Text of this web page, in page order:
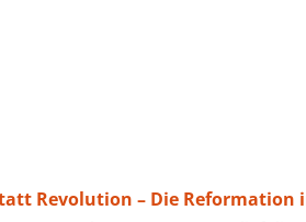
Revolution – Die Reformation